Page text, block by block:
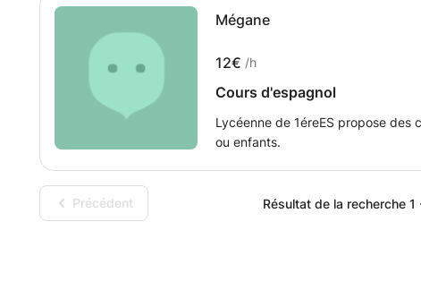
la culture anglophone à mes élèves.
Mégane
12€ /h
Cours d'espagnol
Lycéenne de 1éreES propose des
ou enfants.
Précédent Résultat de la recherche 1